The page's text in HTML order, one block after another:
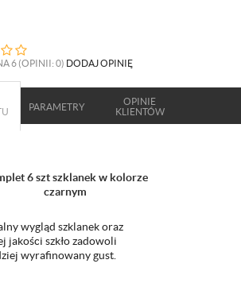
6 (OPINII: 0) DODAJ OPINIĘ
PARAMETRY
OPINIE
KLIENTÓW
6 szt szklanek w kolorze
czarnym
wygląd szklanek oraz
jakości szkło zadowoli
wyrafinowany gust.